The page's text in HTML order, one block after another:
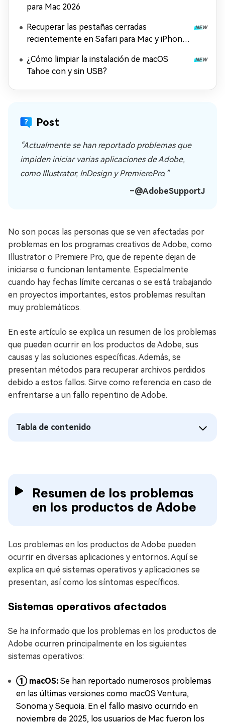
para Mac 2026
Recuperar las pestañas cerradas
recientemente en Safari para Mac y iPhone
¿Cómo limpiar la instalación de macOS
Tahoe con y sin USB?
Post
“Actualmente se han reportado problemas que
impiden iniciar varias aplicaciones de Adobe,
como Illustrator, InDesign y PremierePro.”
–@AdobeSupportJ
No son pocas las personas que se ven afectadas por
problemas en los programas creativos de Adobe, como
Illustrator o Premiere Pro, que de repente dejan de
iniciarse o funcionan lentamente. Especialmente
cuando hay fechas límite cercanas o se está trabajando
en proyectos importantes, estos problemas resultan
muy problemáticos.
En este artículo se explica un resumen de los problemas
que pueden ocurrir en los productos de Adobe, sus
causas y las soluciones específicas. Además, se
presentan métodos para recuperar archivos perdidos
debido a estos fallos. Sirve como referencia en caso de
enfrentarse a un fallo repentino de Adobe.
Tabla de contenido
Resumen de los problemas
en los productos de Adobe
Los problemas en los productos de Adobe pueden
ocurrir en diversas aplicaciones y entornos. Aquí se
explica en qué sistemas operativos y aplicaciones se
presentan, así como los síntomas específicos.
Sistemas operativos afectados
Se ha informado que los problemas en los productos de
Adobe ocurren principalmente en los siguientes
sistemas operativos:
① macOS: Se han reportado numerosos problemas
en las últimas versiones como macOS Ventura,
Sonoma y Sequoia. En el fallo masivo ocurrido en
noviembre de 2025, los usuarios de Mac fueron los